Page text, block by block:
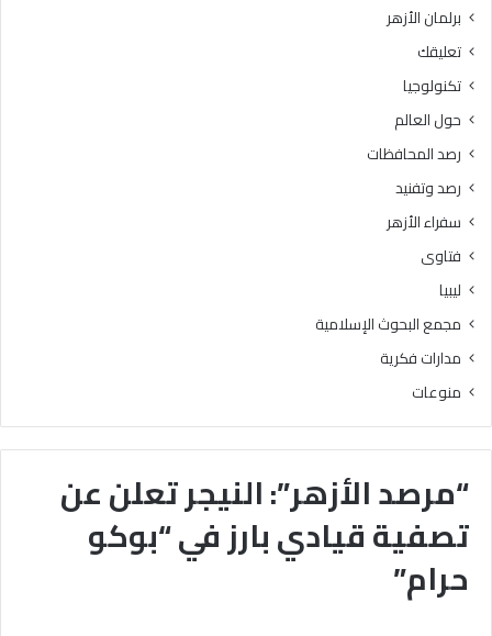
“مرصد الأزهر”: النيجر تعلن عن
تصفية قيادي بارز في “بوكو
حرام”
برلمان الأزهر
تعليقك
تكنولوجيا
حول العالم
رصد المحافظات
رصد وتفنيد
سفراء الأزهر
فتاوى
ليبيا
مجمع البحوث الإسلامية
مدارات فكرية
منوعات